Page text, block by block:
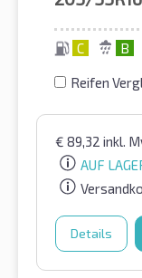
C B
Reifen
€ 89,32 inkl.
AUF
Details